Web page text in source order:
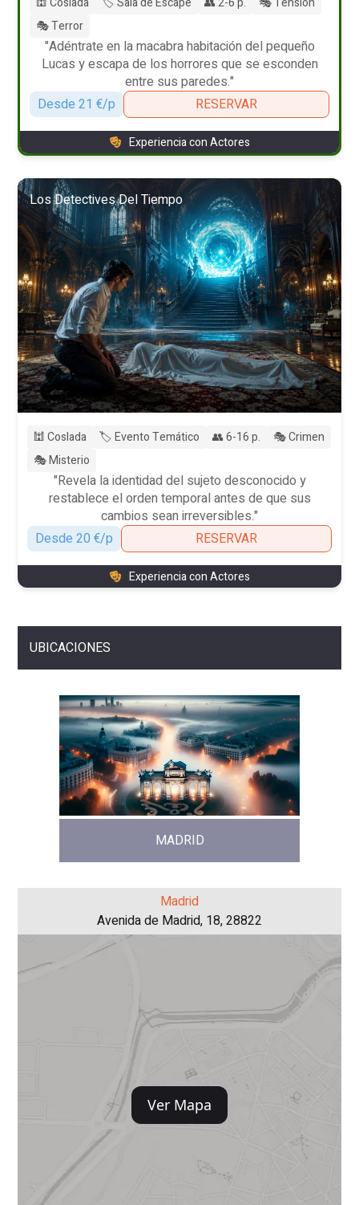
🎭 Terror
"Adéntrate en la macabra habitación del pequeño
Lucas y escapa de los horrores que se esconden
entre sus paredes."
Desde 21 €/p
RESERVAR
Experiencia con Actores
Los Detectives Del Tiempo
🕍 Coslada 🏷️ Evento Temático 👥 6-16 p.
🎭 Crimen
🎭 Misterio
"Revela la identidad del sujeto desconocido y
restablece el orden temporal antes de que sus
cambios sean irreversibles."
Desde 20 €/p
RESERVAR
Experiencia con Actores
UBICACIONES
MADRID
Madrid
Avenida de Madrid, 18, 28822
Ver Mapa